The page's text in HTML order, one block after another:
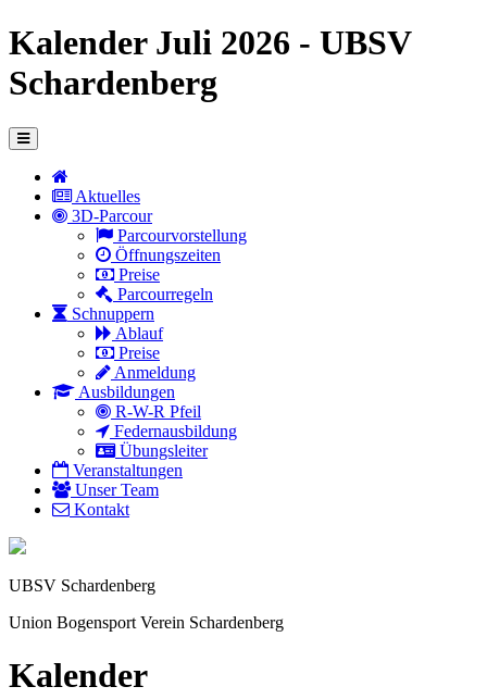
Kalender Juli 2026 - UBSV
Schardenberg
Aktuelles
3D-Parcour
Parcourvorstellung
Öffnungszeiten
Preise
Parcourregeln
Schnuppern
Ablauf
Preise
Anmeldung
Ausbildungen
R-W-R Pfeil
Federnausbildung
Übungsleiter
Veranstaltungen
Unser Team
Kontakt
UBSV Schardenberg
Union Bogensport Verein Schardenberg
Kalender